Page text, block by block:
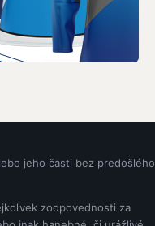
jeho časti bez predošlého
zodpovednosti za